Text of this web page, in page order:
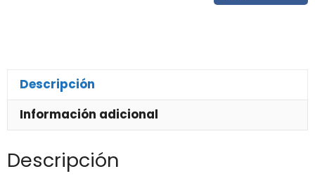
Descripción
Información adicional
Descripción